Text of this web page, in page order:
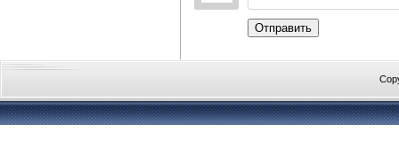
Отправить